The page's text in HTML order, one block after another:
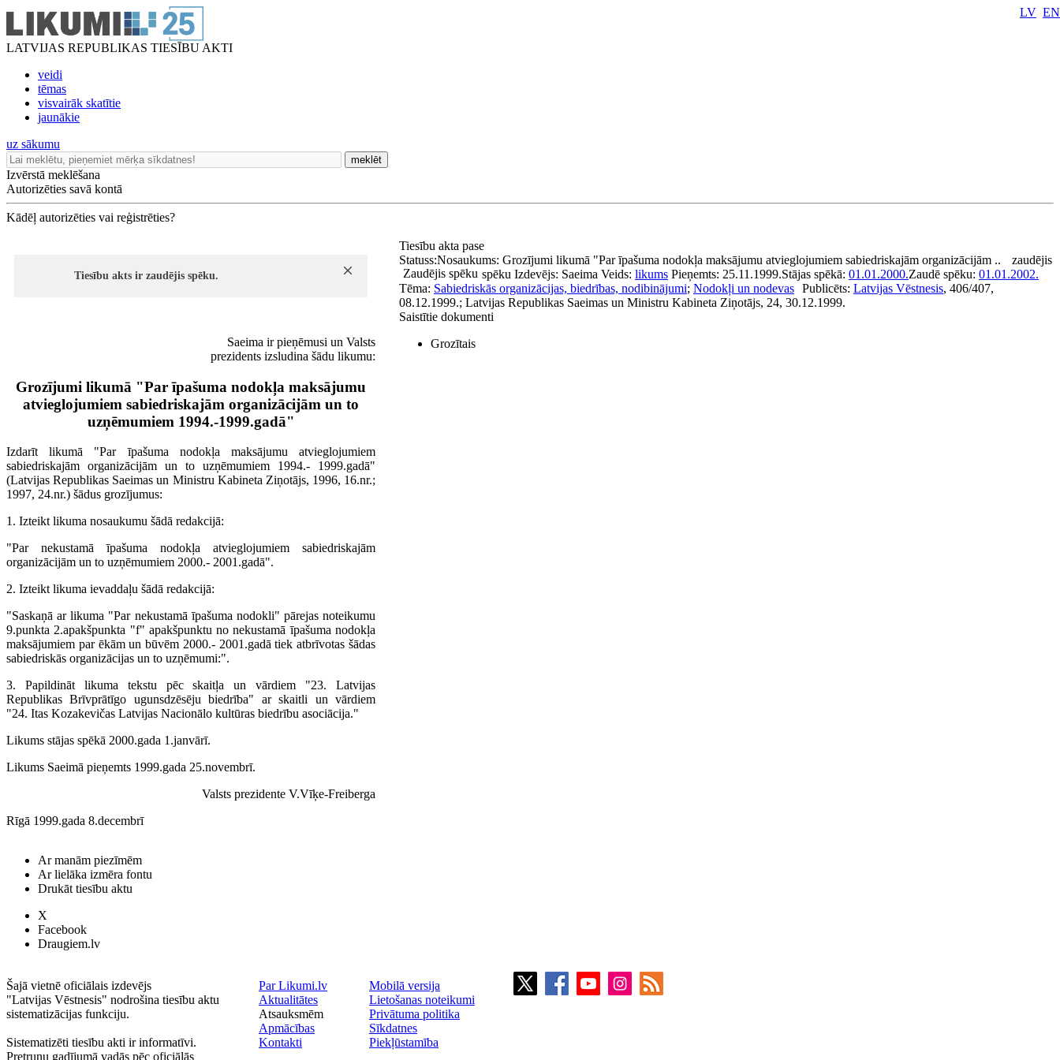
LATVIJAS REPUBLIKAS TIESĪBU AKTI
veidi
tēmas
visvairāk skatītie
jaunākie
LV EN
uz sākumu
meklēt
Izvērstā meklēšana
Autorizēties savā kontā
Kādēļ autorizēties vai reģistrēties?
Tiesību akts ir zaudējis spēku.
Saeima ir pieņēmusi un Valsts
prezidents izsludina šādu likumu:
Grozījumi likumā "Par īpašuma nodokļa maksājumu
atvieglojumiem sabiedriskajām organizācijām un to
uzņēmumiem 1994.-1999.gadā"
Izdarīt likumā "Par īpašuma nodokļa maksājumu atvieglojumiem
sabiedriskajām organizācijām un to uzņēmumiem 1994.- 1999.gadā"
(Latvijas Republikas Saeimas un Ministru Kabineta Ziņotājs, 1996, 16.nr.;
1997, 24.nr.) šādus grozījumus:
1. Izteikt likuma nosaukumu šādā redakcijā:
"Par nekustamā īpašuma nodokļa atvieglojumiem sabiedriskajām
organizācijām un to uzņēmumiem 2000.- 2001.gadā".
2. Izteikt likuma ievaddaļu šādā redakcijā:
"Saskaņā ar likuma "Par nekustamā īpašuma nodokli" pārejas noteikumu
9.punkta 2.apakšpunkta "f" apakšpunktu no nekustamā īpašuma nodokļa
maksājumiem par ēkām un būvēm 2000.- 2001.gadā tiek atbrīvotas šādas
sabiedriskās organizācijas un to uzņēmumi:".
3. Papildināt likuma tekstu pēc skaitļa un vārdiem "23. Latvijas
Republikas Brīvprātīgo ugunsdzēsēju biedrība" ar skaitli un vārdiem
"24. Itas Kozakevičas Latvijas Nacionālo kultūras biedrību asociācija."
Likums stājas spēkā 2000.gada 1.janvārī.
Likums Saeimā pieņemts 1999.gada 25.novembrī.
Valsts prezidente V.Vīķe-Freiberga
Rīgā 1999.gada 8.decembrī
Tiesību akta pase
Nosaukums: Grozījumi likumā "Par īpašuma nodokļa maksājumu atvieglojumiem sabiedriskajām organizācijām ..
Statuss:
Zaudējis spēku
zaudējis
spēku Izdevējs: Saeima Veids: likums Pieņemts: 25.11.1999.Stājas spēkā: 01.01.2000.Zaudē spēku: 01.01.2002.
Tēma: Sabiedriskās organizācijas, biedrības, nodibinājumi; Nodokļi un nodevas Publicēts: Latvijas Vēstnesis, 406/407,
08.12.1999.; Latvijas Republikas Saeimas un Ministru Kabineta Ziņotājs, 24, 30.12.1999.
Saistītie dokumenti
Grozītais
Ar manām piezīmēm
Ar lielāka izmēra fontu
Drukāt tiesību aktu
X
Facebook
Draugiem.lv
Šajā vietnē oficiālais izdevējs
"Latvijas Vēstnesis" nodrošina tiesību aktu
sistematizācijas funkciju.
Sistematizēti tiesību akti ir informatīvi.
Pretrunu gadījumā vadās pēc oficiālās
Par Likumi.lv
Aktualitātes
Atsauksmēm
Apmācības
Kontakti
Mobilā versija
Lietošanas noteikumi
Privātuma politika
Sīkdatnes
Piekļūstamība